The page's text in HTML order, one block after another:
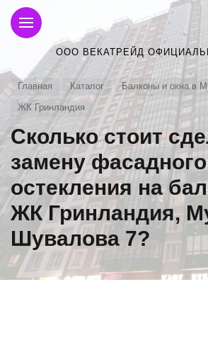
ООО ВЕКАТРЕЙД
Главная Каталог
Балконы и окна в
ЖК Гринландия
Сколько стоит
замену фасадного
остекления на
ЖК Гринландия,
Шувалова 7?